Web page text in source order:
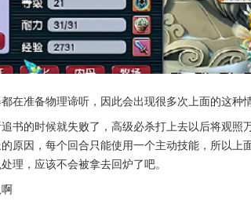
在准备物理谛听，因此会出现很多次上面的这种情
书的时候就失败了，高级必杀打上去以后将观照
原因，每个回合只能使用一个主动技能，所以上
理，应该不会被拿去回炉了吧。